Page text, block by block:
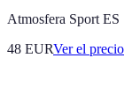
Atmosfera Sport ES
48 EURVer el precio